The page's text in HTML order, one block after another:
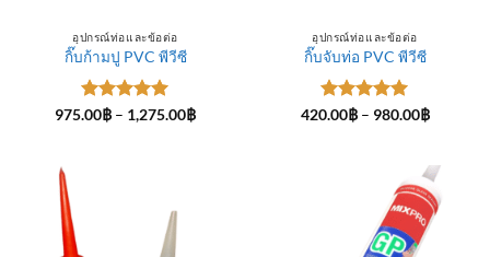
อุปกรณ์ท่อและข้อต่อ
กิ๊บก้ามปู PVC พีวีซี
ให้คะแนน
975.00฿ – 1,275.00฿Price
อุปกรณ์ท่อและข้อต่อ
กิ๊บจับท่อ PVC พีวีซี
ให้คะแนน
420.00฿ – 980.00฿Price
980.00฿